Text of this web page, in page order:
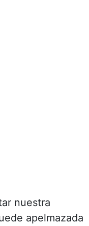
nuestra
apelmazada